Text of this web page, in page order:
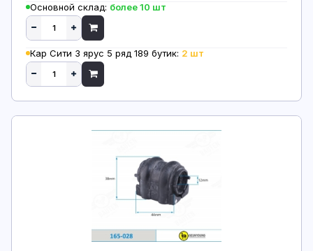
Основной склад: более 10 шт
Кар Сити 3 ярус 5 ряд 189 бутик: 2 шт